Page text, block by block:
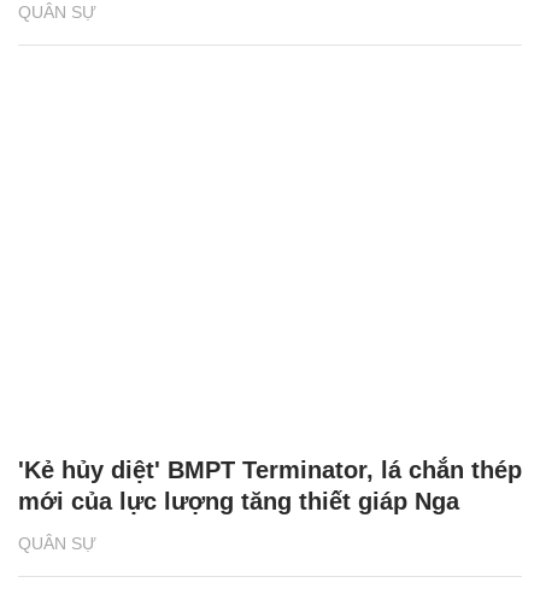
QUÂN SỰ
QUÂN SỰ
'Kẻ hủy diệt' BMPT Terminator, lá chắn thép
mới của lực lượng tăng thiết giáp Nga